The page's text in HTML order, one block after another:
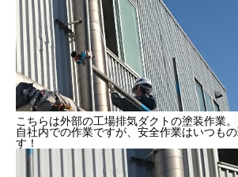
SDGs認証
よこはまグッドバランス企業
横浜グランドスラム企業
RECRUIT
こちらは外部の工場排気ダクトの塗装作業。
自社内での作業ですが、安全作業はいつも
す！